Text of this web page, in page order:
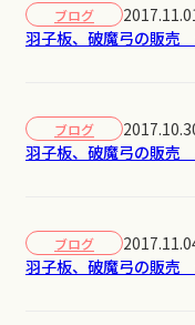
ブログ
羽子板、破魔弓の販
ブログ
羽子板、破魔弓の販
ブログ
羽子板、破魔弓の販